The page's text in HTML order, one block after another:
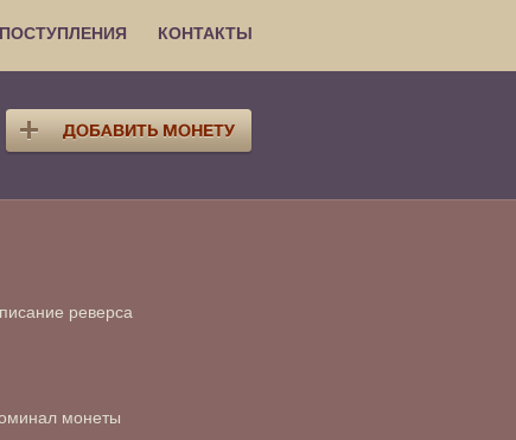
КОНТАКТЫ
реверса
монеты